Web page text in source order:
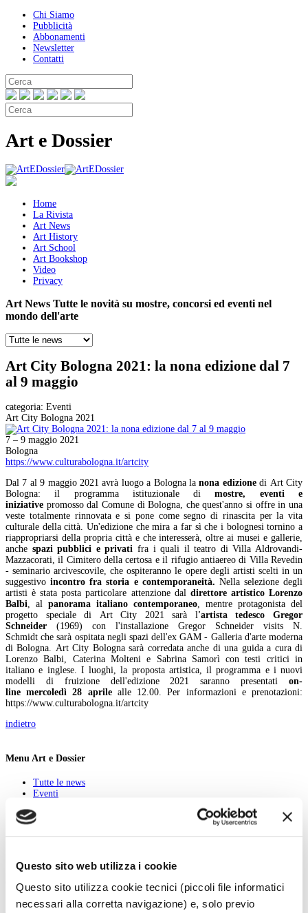
Questo sito web utilizza i cookie
Questo sito utilizza cookie tecnici (piccoli file informatici
necessari alla corretta navigazione) e, solo previo
Chi Siamo
Pubblicità
Abbonamenti
Newsletter
Contatti
Art e Dossier
Home
La Rivista
Art News
Art History
Art School
Art Bookshop
Video
Privacy
Art News Tutte le novità su mostre, concorsi ed eventi nel
mondo dell'arte
Art City Bologna 2021: la nona edizione dal 7
al 9 maggio
categoria: Eventi
Art City Bologna 2021
7 – 9 maggio 2021
Bologna
https://www.culturabologna.it/artcity
Dal 7 al 9 maggio 2021 avrà luogo a Bologna la nona edizionedi Art City
Bologna: il programma istituzionale dimostre, eventi e
iniziative promosso dal Comune di Bologna, che quest'anno si offre in una
veste totalmente rinnovata e si pone come segno di rinascita per la vita
culturale della città. Un'edizione che mira a far sì che i bolognesi tornino a
riappropriarsi della propria città e che interesserà, oltre ai musei e gallerie,
anche spazi pubblici e privati fra i quali il teatro di Villa Aldrovandi-
Mazzacorati, il Cimitero della certosa e il rifugio antiaereo di Villa Revedin
- seminario arcivescovile, che ospiteranno le opere degli artisti scelti in un
suggestivoincontro fra storia e contemporaneità. Nella selezione degli
artisti è stata posta particolare attenzione dal direttore artistico Lorenzo
Balbi, al panorama italiano contemporaneo, mentre protagonista del
progetto speciale di Art City 2021 sarà l'artista tedesco Gregor
Schneider (1969) con l'installazione Gregor Schneider visits N.
Schmidt che sarà ospitata negli spazi dell'ex GAM - Galleria d'arte moderna
di Bologna. Art City Bologna sarà corredata anche di una guida a cura di
Lorenzo Balbi, Caterina Molteni e Sabrina Samorì con testi critici in
italiano e inglese. I luoghi, la proposta artistica, il programma e i nuovi
modelli di fruizione dell'edizione 2021 saranno presentati on-
line mercoledì 28 aprilealle 12.00. Per informazioni e prenotazioni:
https://www.culturabologna.it/artcity
indietro
Menu Art e Dossier
Tutte le news
Eventi
Kids
In galleria
Calendario
Scegli la data e imposta i filtri per ottimizzare la tua ricerca